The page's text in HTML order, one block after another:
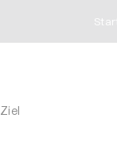
Ziel